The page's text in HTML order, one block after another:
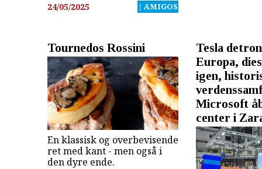
24/05/2025 | AMIGOS
Tournedos Rossini
En klassisk og overbevisende
ret med kant - men også i
den dyre ende.
Tesla
Europa,
igen,
Microsoft
center i